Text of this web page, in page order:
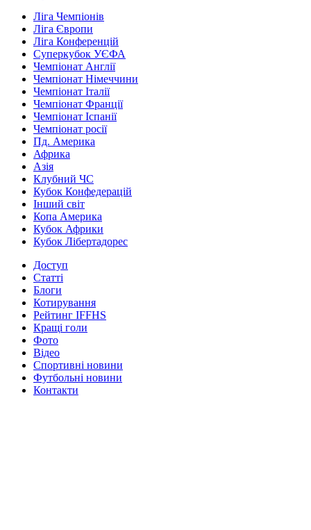
Ліга Чемпіонів
Ліга Європи
Ліга Конференцій
Суперкубок УЄФА
Чемпіонат Англії
Чемпіонат Німеччини
Чемпіонат Італії
Чемпіонат Франції
Чемпіонат Іспанії
Чемпіонат росії
Пд. Америка
Африка
Азія
Клубний ЧС
Кубок Конфедерацій
Інший світ
Копа Америка
Кубок Африки
Кубок Лібертадорес
Доступ
Статті
Блоги
Котирування
Рейтинг IFFHS
Кращі голи
Фото
Відео
Спортивні новини
Футбольні новини
Контакти